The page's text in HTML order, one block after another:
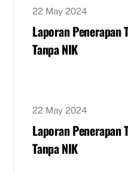
22 May 2024
Laporan Penerapan
Tanpa NIK
22 May 2024
Laporan Penerapan
Tanpa NIK